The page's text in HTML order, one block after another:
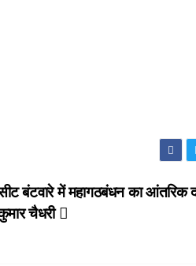
बंटवारे में महागठबंधन का आंतरिक
चैधरी